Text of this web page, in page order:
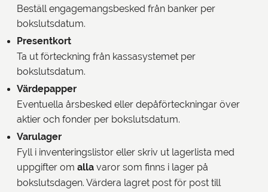
Beställ engagemangsbesked från banker per
bokslutsdatum.
Presentkort
Ta ut förteckning från kassasystemet per
bokslutsdatum.
Värdepapper
Eventuella årsbesked eller depåförteckningar över
aktier och fonder per bokslutsdatum.
Varulager
Fyll i inventeringslistor eller skriv ut lagerlista med
uppgifter om alla varor som finns i lager på
bokslutsdagen. Värdera lagret post för post till